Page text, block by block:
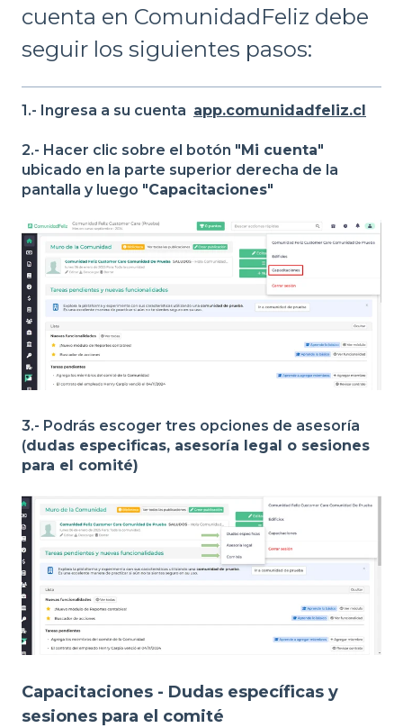
cuenta en ComunidadFeliz debe
seguir los siguientes pasos:
1.- Ingresa a su cuenta app.comunidadfeliz.cl
2.- Hacer clic sobre el botón "Mi cuenta"
ubicado en la parte superior derecha de la
pantalla y luego "Capacitaciones"
3.- Podrás escoger tres opciones de asesoría
(dudas especificas, asesoría legal o sesiones
para el comité)
Capacitaciones - Dudas específicas y
sesiones para el comité